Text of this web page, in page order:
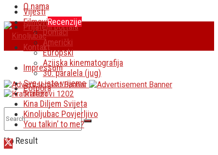
O nama
Prijatelji portala
Kontakt
Impressum
Potpora
No Result
Vijesti
FilmoviRecenzije
Domaći
Američki
Europski
Azijska kinematografija
30. paralela (jug)
Sve u isto vrijeme
Traileri
Kina Diljem Svijeta
Kinoljubac Povjerljivo
You talkin’ to me?